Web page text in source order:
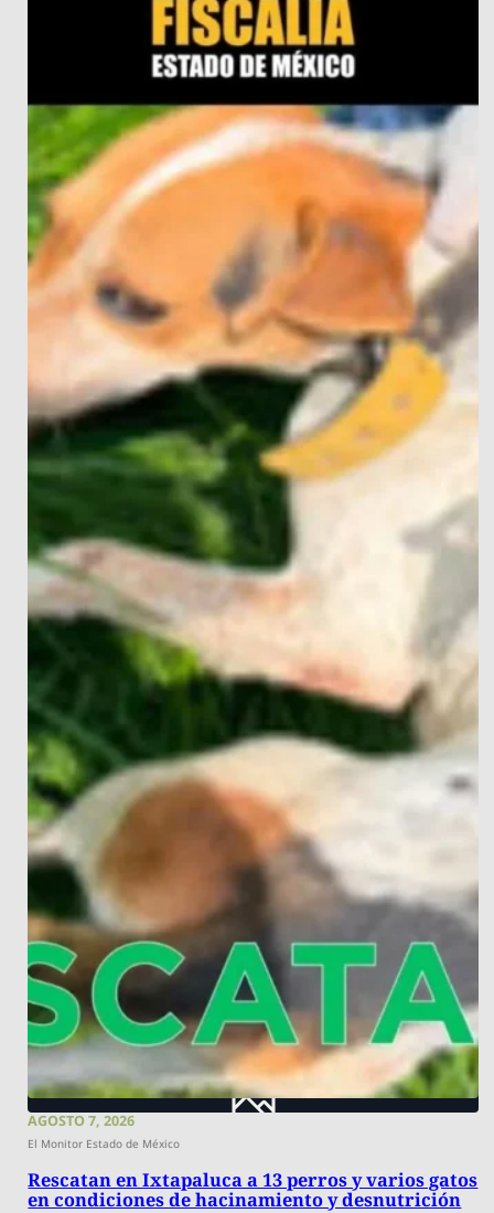
AGOSTO 7, 2026
El Monitor Estado de México
Rescatan en Ixtapaluca a 13 perros y varios gatos
en condiciones de hacinamiento y desnutrición